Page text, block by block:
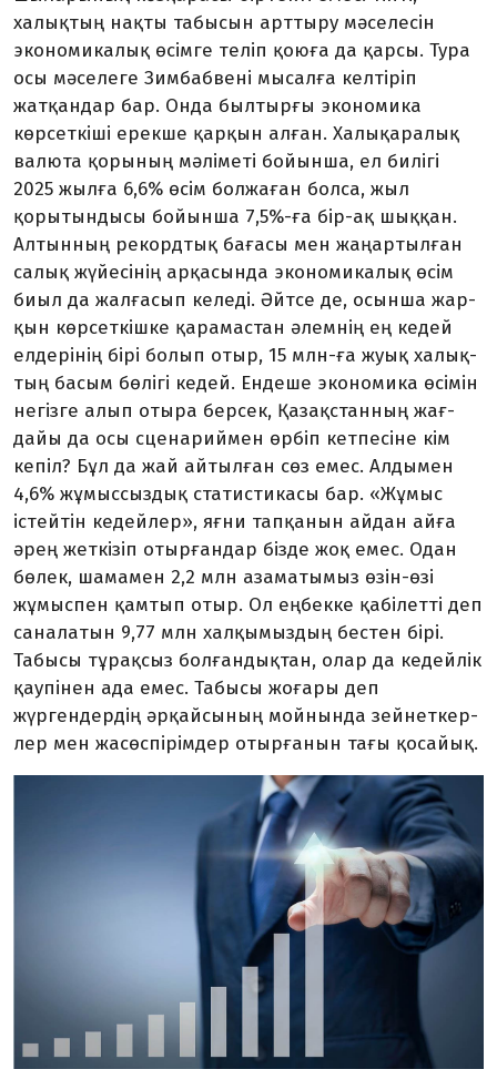
халықтың нақты табысын арттыру мәселесін
экономикалық өсімге теліп қоюға да қарсы. Тура
осы мәселеге Зимбабвені мысалға келтіріп
жатқандар бар. Онда был­тырғы экономика
көрсеткіші ерекше қарқын алған. Халықара­лық
валюта қорының мәліметі бойынша, ел билігі
2025 жылға 6,6% өсім болжаған болса, жыл
қорытындысы бойынша 7,5%-ға бір-ақ шыққан.
Алтынның рек­орд­тық бағасы мен жаңартылған
салық жүйесінің арқасында эко­номикалық өсім
биыл да жалғас­ып келеді. Әйтсе де, осынша жар­
қын көрсеткішке қарамастан әлемнің ең кедей
елдерінің бірі болып отыр, 15 млн-ға жуық ха­лық­
тың басым бөлігі кедей. Енде­ше экономика өсімін
негізге алып отыра берсек, Қазақстанның жағ­
дайы да осы сценариймен өрбіп кетпесіне кім
кепіл? Бұл да жай айтылған сөз емес. Алдымен
4,6% жұмыссыздық статистикасы бар. «Жұмыс
істейтін кедейлер», яғни тапқанын айдан айға
әрең жеткізіп отырғандар бізде жоқ емес. Одан
бөлек, шамамен 2,2 млн азаматымыз өзін-өзі
жұмыс­пен қамтып отыр. Ол еңбекке қабілетті деп
саналатын 9,77 млн халқымыздың бестен бірі.
Табысы тұрақсыз болғандықтан, олар да кедейлік
қаупінен ада емес. Табы­сы жоғары деп
жүргендердің әр­қай­сының мойнында зейнеткер­
лер мен жасөспірімдер отырғанын тағы қосайық.